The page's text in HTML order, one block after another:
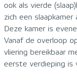
ook als vierde
zich een
Deze kamer is
Vanaf de overloop
vliering bereikbaar
eerste verdieping is